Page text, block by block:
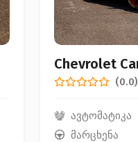
Chevrolet
(0.0)
ავტომატიკა
მარცხენა